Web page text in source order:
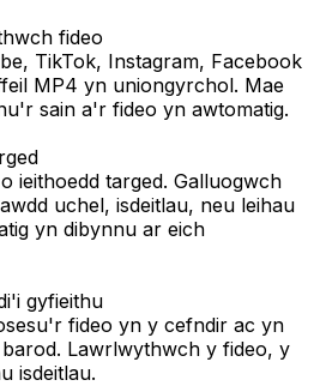
fideo
TikTok, Instagram, Facebook
MP4 yn uniongyrchol. Mae
sain a'r fideo yn awtomatig.
ieithoedd targed. Galluogwch
uchel, isdeitlau, neu leihau
yn dibynnu ar eich
gyfieithu
fideo yn y cefndir ac yn
Lawrlwythwch y fideo, y
isdeitlau.